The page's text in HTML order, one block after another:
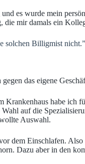
es wurde mein
mir damals ein
solchen Billigmist nicht.”
das eigene
habe ich
auf die
Auswahl.
dem Einschlafen.
Dazu aber in den